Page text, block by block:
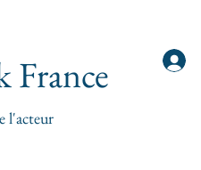
France
l'acteur